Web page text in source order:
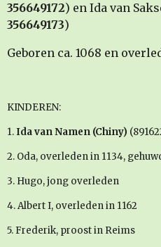
356649172) en Ida van
356649173)
Geboren ca. 1068 en
KINDEREN:
1.Ida van Namen (Chiny)
2. Oda, overleden in 1134,
3. Hugo, jong overleden
4. Albert I, overleden in 1162
5. Frederik, proost in Reims